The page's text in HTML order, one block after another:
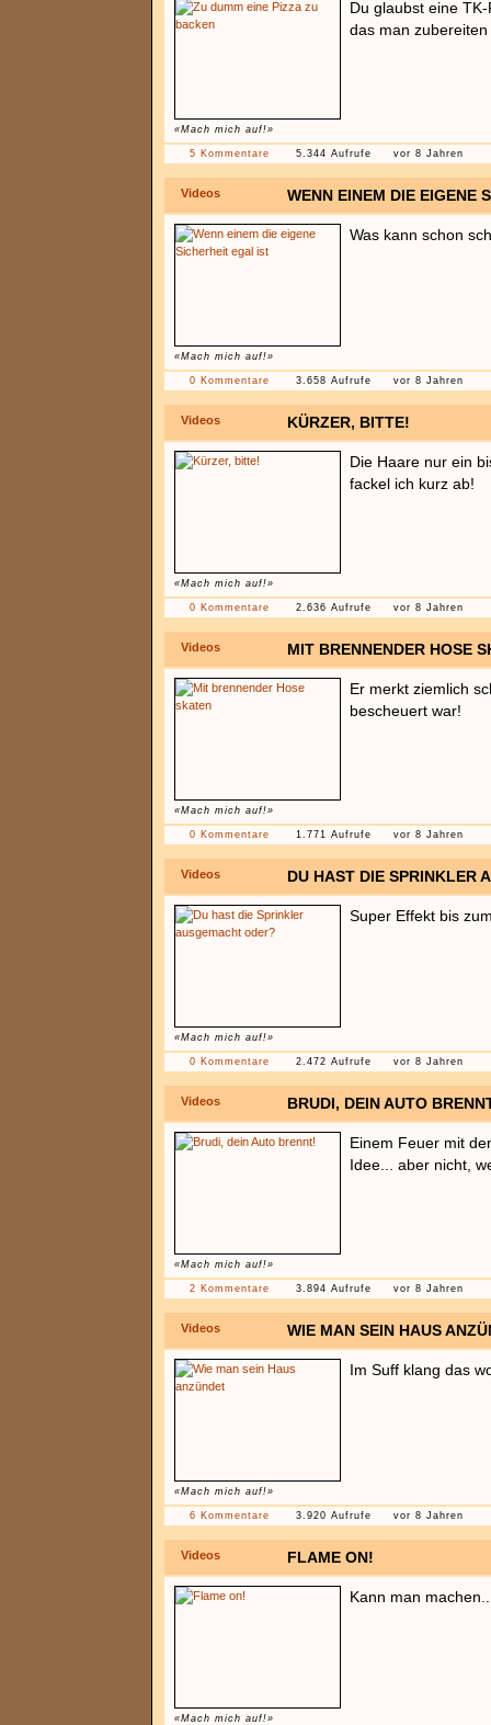
«Mach mich auf!»
Du glaubst eine
das man
5 Kommentare 5.344 Aufrufe vor 8 Jahren
Videos WENN EINEM DIE EIGENE
«Mach mich auf!»
Was kann schon
0 Kommentare 3.658 Aufrufe vor 8 Jahren
Videos KÜRZER, BITTE!
«Mach mich auf!»
Die Haare nur ein
fackel ich kurz ab!
0 Kommentare 2.636 Aufrufe vor 8 Jahren
Videos MIT BRENNENDER HOSE
«Mach mich auf!»
Er merkt ziemlich
bescheuert war!
0 Kommentare 1.771 Aufrufe vor 8 Jahren
Videos DU HAST DIE SPRINKLER
«Mach mich auf!»
Super Effekt bis
0 Kommentare 2.472 Aufrufe vor 8 Jahren
Videos BRUDI, DEIN AUTO
«Mach mich auf!»
Einem Feuer mit
Idee... aber nicht,
2 Kommentare 3.894 Aufrufe vor 8 Jahren
Videos WIE MAN SEIN HAUS
«Mach mich auf!»
Im Suff klang das
6 Kommentare 3.920 Aufrufe vor 8 Jahren
Videos FLAME ON!
«Mach mich auf!»
Kann man